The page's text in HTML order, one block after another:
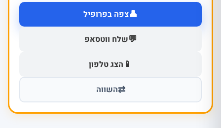
👤צפה בפרופיל
💬שלח ווטסאפ
📱 הצג טלפון
⇄השווה